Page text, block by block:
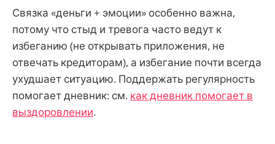
Связка «деньги + эмоции» особенно важна,
потому что стыд и тревога часто ведут к
избеганию (не открывать приложения, не
отвечать кредиторам), а избегание почти всегда
ухудшает ситуацию. Поддержать регулярность
помогает дневник: см. как дневник помогает в
выздоровлении.